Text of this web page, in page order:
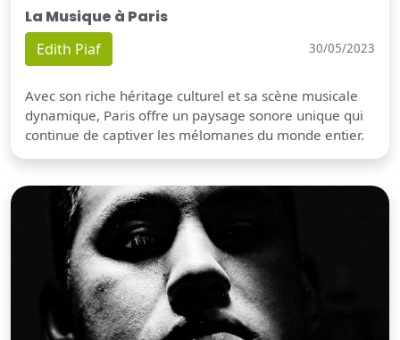
La Musique à Paris
Edith Piaf 30/05/2023
Avec son riche héritage culturel et sa scène musicale
dynamique, Paris offre un paysage sonore unique qui
continue de captiver les mélomanes du monde entier.